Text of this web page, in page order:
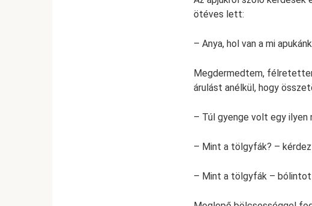
ötéves lett:
– Anya, hol van a mi
Megdermedtem,
árulást anélkül, hogy
– Túl gyenge volt egy ilyen
– Mint a tölgyfák? –
– Mint a tölgyfák –